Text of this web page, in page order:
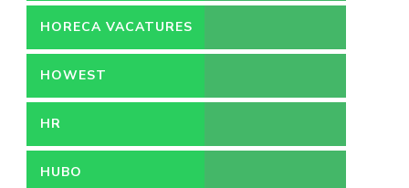
HORECA VACATURES
HOWEST
HR
HUBO